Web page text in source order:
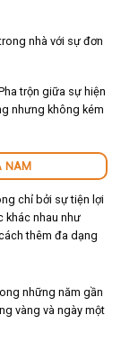
nhà với sự đơn
trộn giữa sự hiện
nhưng không kém
NAM
chỉ bởi sự tiện lợi
khác nhau như
thêm đa dạng
những năm gần
vàng và ngày một